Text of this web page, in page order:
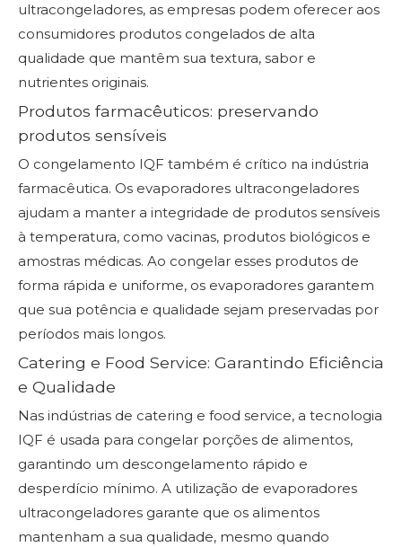
ultracongeladores, as empresas podem oferecer aos
consumidores produtos congelados de alta
qualidade que mantêm sua textura, sabor e
nutrientes originais.
Produtos farmacêuticos: preservando
produtos sensíveis
O congelamento IQF também é crítico na indústria
farmacêutica. Os evaporadores ultracongeladores
ajudam a manter a integridade de produtos sensíveis
à temperatura, como vacinas, produtos biológicos e
amostras médicas. Ao congelar esses produtos de
forma rápida e uniforme, os evaporadores garantem
que sua potência e qualidade sejam preservadas por
períodos mais longos.
Catering e Food Service: Garantindo Eficiência
e Qualidade
Nas indústrias de catering e food service, a tecnologia
IQF é usada para congelar porções de alimentos,
garantindo um descongelamento rápido e
desperdício mínimo. A utilização de evaporadores
ultracongeladores garante que os alimentos
mantenham a sua qualidade, mesmo quando